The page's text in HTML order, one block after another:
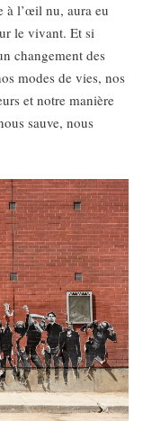
à l’œil nu, aura eu
le vivant. Et si
changement des
modes de vies, nos
et notre manière
sauve, nous